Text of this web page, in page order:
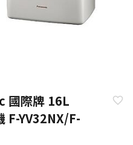
國際牌 16L
F-YV32NX/F-